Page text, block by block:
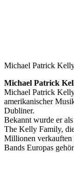
Michael Patrick
Michael Patrick
Michael Patrick
amerikanischer
Dubliner.
Bekannt wurde er
The Kelly Family,
Millionen verkauften
Bands Europas